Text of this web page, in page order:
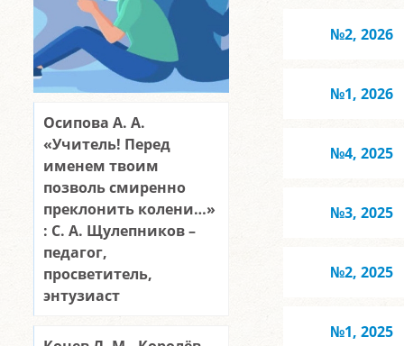
Осипова А. А.
«Учитель! Перед
именем твоим
позволь смиренно
преклонить колени…»
: С. А. Щулепников –
педагог,
просветитель,
энтузиаст
№2, 2026
№1, 2026
№4, 2025
№3, 2025
№2, 2025
№1, 2025